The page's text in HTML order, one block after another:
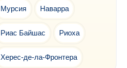
Мурсия Наварра
Риас Байшас Риоха
Херес-де-ла-Фронтера